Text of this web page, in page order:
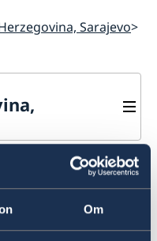
Om
Sarajevo
1-3 May